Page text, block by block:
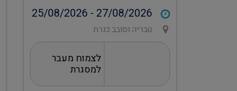
25/08/2026 - 27/08/2026
טבריה וסובב כנרת
לצמוח מעבר
למסגרת